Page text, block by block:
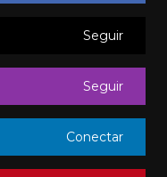
Seguir
Seguir
Conectar